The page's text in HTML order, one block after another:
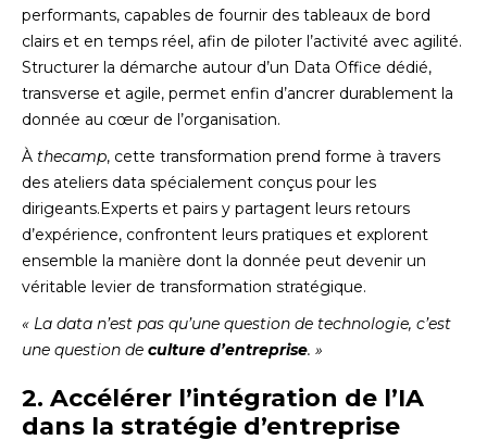
performants, capables de fournir des tableaux de bord
clairs et en temps réel, afin de piloter l’activité avec agilité.
Structurer la démarche autour d’un Data Office dédié,
transverse et agile, permet enfin d’ancrer durablement la
donnée au cœur de l’organisation.
À thecamp, cette transformation prend forme à travers
des ateliers data spécialement conçus pour les
dirigeants.Experts et pairs y partagent leurs retours
d’expérience, confrontent leurs pratiques et explorent
ensemble la manière dont la donnée peut devenir un
véritable levier de transformation stratégique.
« La data n’est pas qu’une question de technologie, c’est
une question de culture d’entreprise. »
2. Accélérer l’intégration de l’IA
dans la stratégie d’entreprise